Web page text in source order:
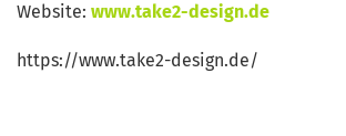
Website: www.take2-design.de
https://www.take2-design.de/